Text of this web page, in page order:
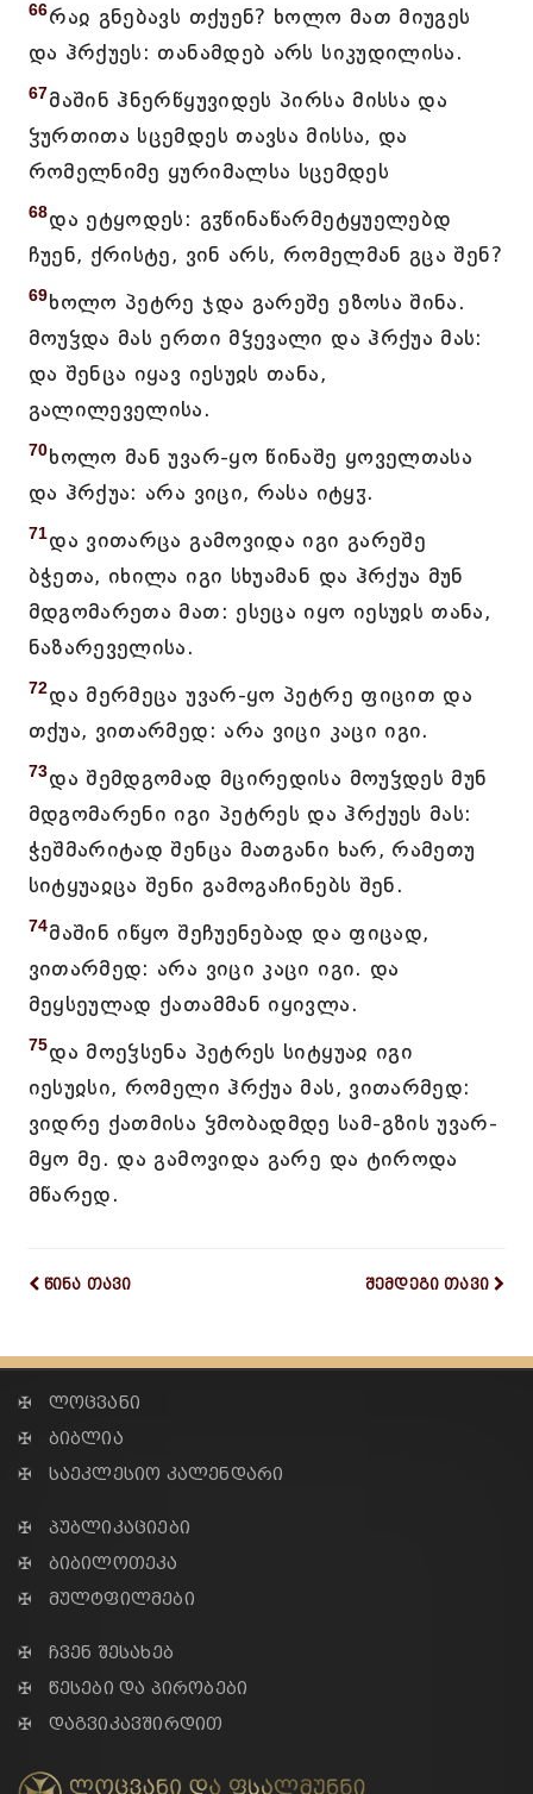
66რაჲ გნებავს თქუენ? ხოლო მათ მიუგეს
და ჰრქუეს: თანამდებ არს სიკუდილისა.
67მაშინ ჰნერწყუვიდეს პირსა მისსა და
ჴურთითა სცემდეს თავსა მისსა, და
რომელნიმე ყურიმალსა სცემდეს
68და ეტყოდეს: გჳწინაწარმეტყუელებდ
ჩუენ, ქრისტე, ვინ არს, რომელმან გცა შენ?
69ხოლო პეტრე ჯდა გარეშე ეზოსა შინა.
მოუჴდა მას ერთი მჴევალი და ჰრქუა მას:
და შენცა იყავ იესუჲს თანა,
გალილეველისა.
70ხოლო მან უვარ-ყო წინაშე ყოველთასა
და ჰრქუა: არა ვიცი, რასა იტყჳ.
71და ვითარცა გამოვიდა იგი გარეშე
ბჭეთა, იხილა იგი სხუამან და ჰრქუა მუნ
მდგომარეთა მათ: ესეცა იყო იესუჲს თანა,
ნაზარეველისა.
72და მერმეცა უვარ-ყო პეტრე ფიცით და
თქუა, ვითარმედ: არა ვიცი კაცი იგი.
73და შემდგომად მცირედისა მოუჴდეს მუნ
მდგომარენი იგი პეტრეს და ჰრქუეს მას:
ჭეშმარიტად შენცა მათგანი ხარ, რამეთუ
სიტყუაჲცა შენი გამოგაჩინებს შენ.
74მაშინ იწყო შეჩუენებად და ფიცად,
ვითარმედ: არა ვიცი კაცი იგი. და
მეყსეულად ქათამმან იყივლა.
75და მოეჴსენა პეტრეს სიტყუაჲ იგი
იესუჲსი, რომელი ჰრქუა მას, ვითარმედ:
ვიდრე ქათმისა ჴმობადმდე სამ-გზის უვარ-
მყო მე. და გამოვიდა გარე და ტიროდა
მწარედ.
წინა თავი შემდეგი თავი
✠ ლოცვანი
✠ ბიბლია
✠ საეკლესიო კალენდარი
✠ პუბლიკაციები
✠ ბიბილოთეკა
✠ მულტფილმები
✠ ჩვენ შესახებ
✠ წესები და პირობები
✠ დაგვიკავშირდით